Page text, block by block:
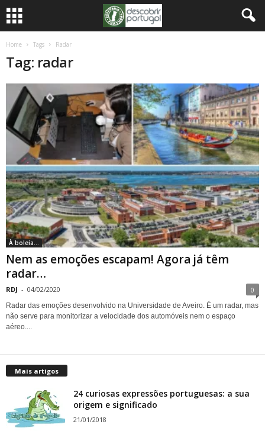
Home Tags Radar
Tag: radar
À boleia...
Nem as emoções escapam! Agora já têm
radar…
RDJ - 04/02/2020 0
Radar das emoções desenvolvido na Universidade de Aveiro. É um radar, mas
não serve para monitorizar a velocidade dos automóveis nem o espaço
aéreo....
Mais artigos
24 curiosas expressões portuguesas: a sua
origem e significado
21/01/2018